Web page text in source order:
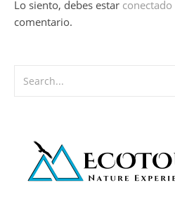
Lo siento, debes estar conectado
comentario.